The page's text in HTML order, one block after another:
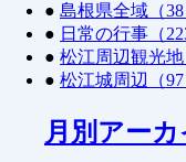
● 島根県全域（38
● 日常の行事（
● 松江周辺観光地
● 松江城周辺（97
月別アー